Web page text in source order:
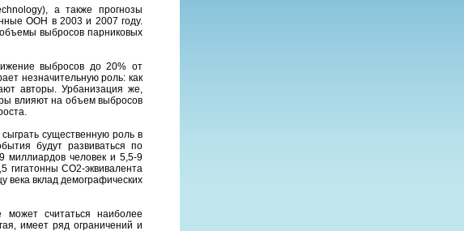
а также прогнозы
ООН в 2003 и 2007 году.
выбросов парниковых
выбросов до 20% от
незначительную роль: как
авторы. Урбанизация же,
влияют на объем выбросов
существенную роль в
будут развиваться по
миллиардов человек и 5,5-9
гигатонны CO2-эквивалента
века вклад демографических
считаться наиболее
имеет ряд ограничений и